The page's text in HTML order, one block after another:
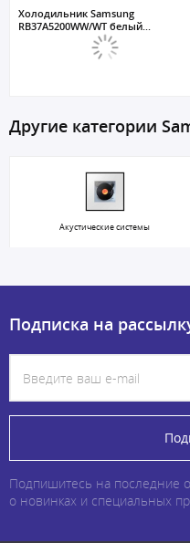
Холодильник Samsung
RB37A5200WW/WT белый...
Другие категории
Акустические системы
Подписка на
Подпишитесь на последние
о новинках и специальных